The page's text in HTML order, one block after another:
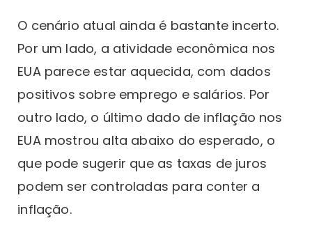
O cenário atual ainda é bastante incerto.
Por um lado, a atividade econômica nos
EUA parece estar aquecida, com dados
positivos sobre emprego e salários. Por
outro lado, o último dado de inflação nos
EUA mostrou alta abaixo do esperado, o
que pode sugerir que as taxas de juros
podem ser controladas para conter a
inflação.